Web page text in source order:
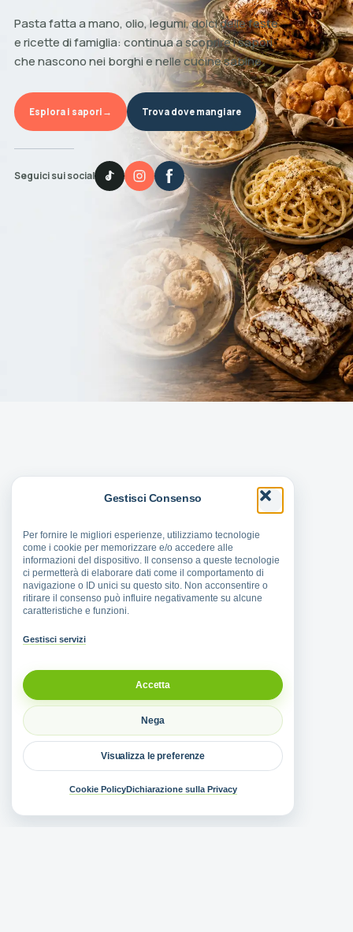
Gestisci Consenso
Per fornire le migliori esperienze, utilizziamo tecnologie
come i cookie per memorizzare e/o accedere alle
informazioni del dispositivo. Il consenso a queste tecnologie
ci permetterà di elaborare dati come il comportamento di
navigazione o ID unici su questo sito. Non acconsentire o
ritirare il consenso può influire negativamente su alcune
caratteristiche e funzioni.
Gestisci servizi
Accetta
Nega
Visualizza le preferenze
Cookie PolicyDichiarazione sulla Privacy
Pasta fatta a mano, olio, legumi, dolci delle feste
e ricette di famiglia: continua a scoprire i sapori
che nascono nei borghi e nelle cucine sabine.
Esplora i sapori → Trova dove mangiare
Seguici sui social